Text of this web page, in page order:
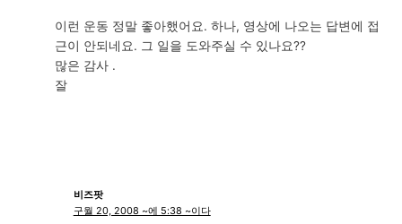
이런 운동 정말 좋아했어요. 하나, 영상에 나오는 답변에 접
근이 안되네요. 그 일을 도와주실 수 있나요??
많은 감사 .
잘
비즈팟
구월 20, 2008 ~에 5:38 ~이다